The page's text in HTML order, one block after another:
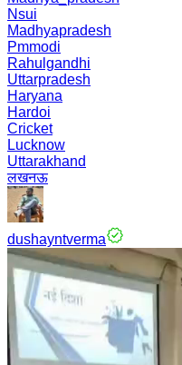
Nsui
Madhyapradesh
Pmmodi
Rahulgandhi
Uttarpradesh
Haryana
Hardoi
Cricket
Lucknow
Uttarakhand
लखनऊ
dushayntverma